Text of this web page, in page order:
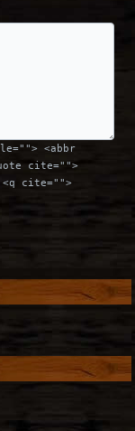
<abbr
cite="">
<q cite="">